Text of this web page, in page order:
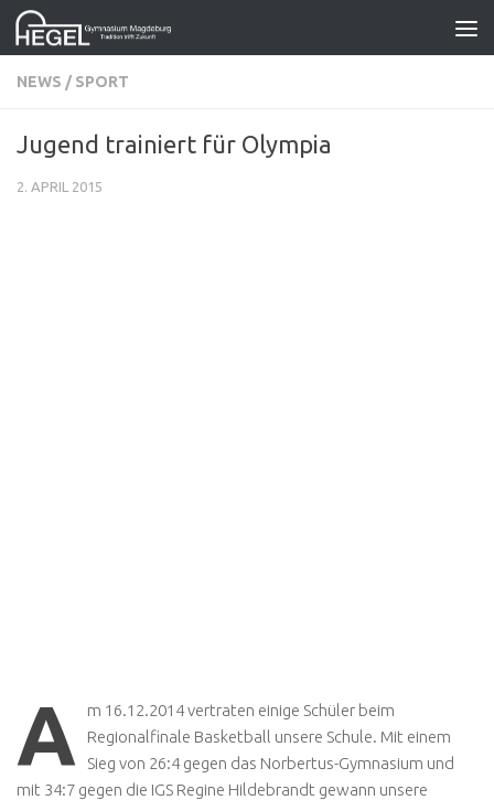
Zum Inhalt springen
NEWS / SPORT
Jugend trainiert für Olympia
2. APRIL 2015
A
m 16.12.2014 vertraten einige Schüler beim
Regionalfinale Basketball unsere Schule. Mit einem
Sieg von 26:4 gegen das Norbertus-Gymnasium und
mit 34:7 gegen die IGS Regine Hildebrandt gewann unsere